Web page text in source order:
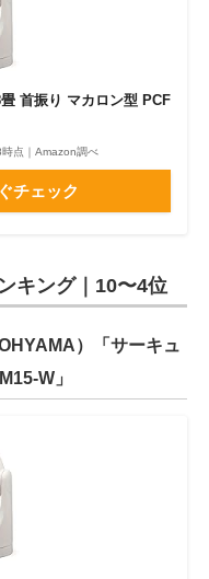
首振り マカロン型 PCF
点｜Amazon調べ
チェック
キング｜10〜4位
）「サーキュ
W」